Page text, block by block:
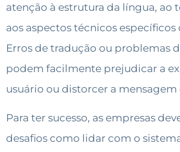
atenção à estrutura da língua, ao
aos aspectos técnicos específicos
Erros de tradução ou problemas
podem facilmente prejudicar a
usuário ou distorcer a mensagem
Para ter sucesso, as empresas
desafios como lidar com o